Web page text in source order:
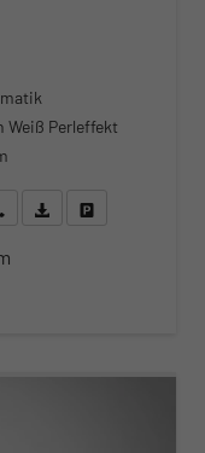
Weiß Perleffekt
anfragen
Wir rufen Sie anFahrzeugexposé (PDF)